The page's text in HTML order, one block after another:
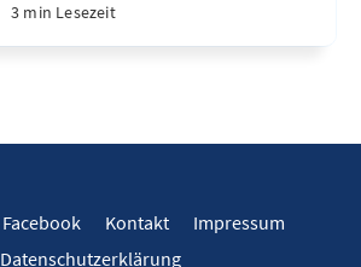
3 min Lesezeit
Facebook Kontakt
Impressum
Datenschutzerklärung